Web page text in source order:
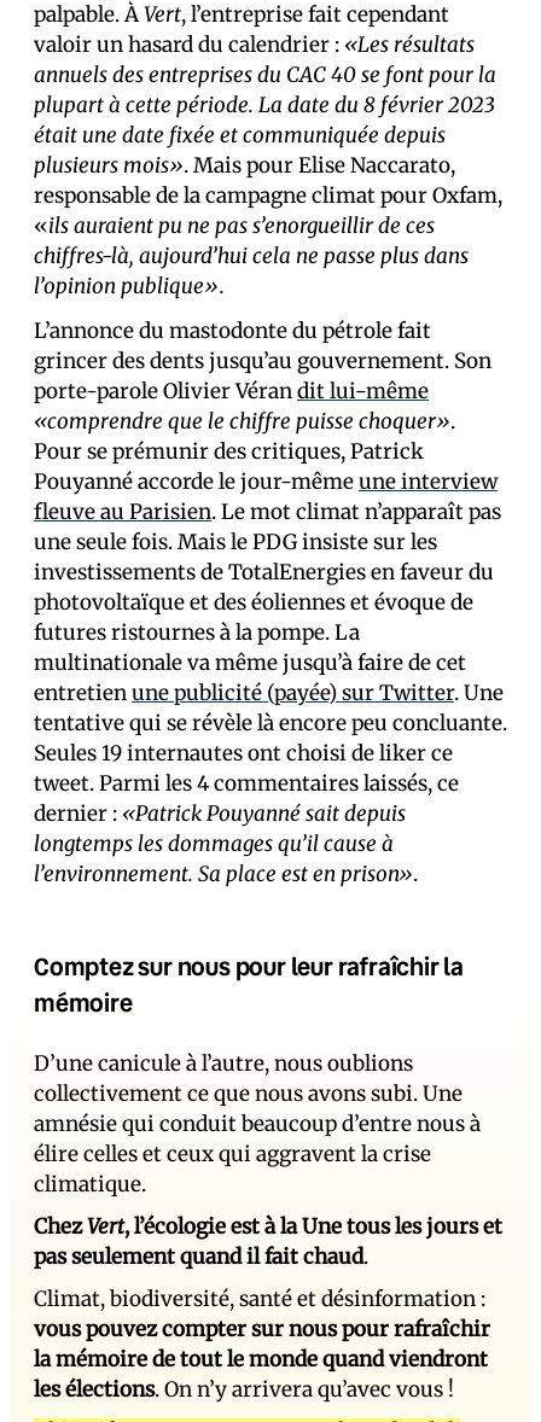
palpable. ÀVert, l’entreprise fait cependant
valoir un hasard du calendrier : «Les résultats
annuels des entreprises du CAC 40 se font pour la
plupart à cette période. La date du 8 février 2023
était une date fixée et communiquée depuis
plusieurs mois». Mais pour Elise Naccarato,
responsable de la campagne climat pour Oxfam,
«ils auraient pu ne pas s’enorgueillir de ces
chiffres-là, aujourd’hui cela ne passe plus dans
l’opinion publique».
L’annonce du mastodonte du pétrole fait
grincer des dents jusqu’au gouvernement. Son
porte-parole Olivier Vérandit lui-même
«comprendre que le chiffre puisse choquer».
Pour se prémunir des critiques, Patrick
Pouyanné accorde le jour-mêmeune interview
fleuve au Parisien. Le mot climat n’apparaît pas
une seule fois. Mais le PDG insiste sur les
investissements de TotalEnergies en faveur du
photovoltaïque et des éoliennes et évoque de
futures ristournes à la pompe. La
multinationale va même jusqu’à faire de cet
entretienune publicité (payée) sur Twitter. Une
tentative qui se révèle là encore peu concluante.
Seules 19 internautes ont choisi de liker ce
tweet. Parmi les 4 commentaires laissés, ce
dernier : «Patrick Pouyanné sait depuis
longtemps les dommages qu’il cause à
l’environnement. Sa place est en prison».
Comptez sur nous pour leur rafraîchir la
mémoire
D’une canicule à l’autre, nous oublions
collectivement ce que nous avons subi. Une
amnésie qui conduit beaucoup d’entre nous à
élire celles et ceux qui aggravent la crise
climatique.
ChezVert, l’écologie est à la Une tous les jours et
pas seulement quand il fait chaud.
Climat, biodiversité, santé et désinformation :
vous pouvez compter sur nous pour rafraîchir
la mémoire de tout le monde quand viendront
les élections. On n’y arrivera qu’avec vous !